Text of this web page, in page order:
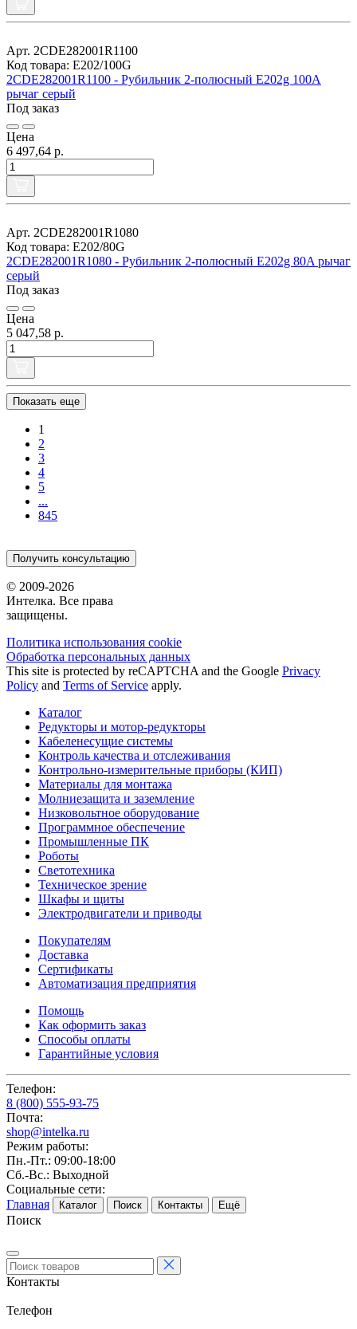
Арт. 2CDE282001R1100
Код товара: E202/100G
2CDE282001R1100 - Рубильник 2-полюсный E202g 100A
рычаг серый
Под заказ
Цена
6 497,64 р.
Арт. 2CDE282001R1080
Код товара: E202/80G
2CDE282001R1080 - Рубильник 2-полюсный E202g 80A рычаг
серый
Под заказ
Цена
5 047,58 р.
Показать еще
1
2
3
4
5
...
845
Получить консультацию
© 2009-2026
Интелка. Все права
защищены.
Политика использования сookie
Обработка персональных данных
This site is protected by reCAPTCHA and the Google Privacy
Policy and Terms of Service apply.
Каталог
Редукторы и мотор-редукторы
Кабеленесущие системы
Контроль качества и отслеживания
Контрольно-измерительные приборы (КИП)
Материалы для монтажа
Молниезащита и заземление
Низковольтное оборудование
Программное обеспечение
Промышленные ПК
Роботы
Светотехника
Техническое зрение
Шкафы и щиты
Электродвигатели и приводы
Покупателям
Доставка
Сертификаты
Автоматизация предприятия
Помощь
Как оформить заказ
Способы оплаты
Гарантийные условия
Телефон:
8 (800) 555-93-75
Почта:
shop@intelka.ru
Режим работы:
Пн.-Пт.: 09:00-18:00
Сб.-Вс.: Выходной
Социальные сети:
Главная
Каталог Поиск Контакты Ещё
Поиск
Контакты
Телефон